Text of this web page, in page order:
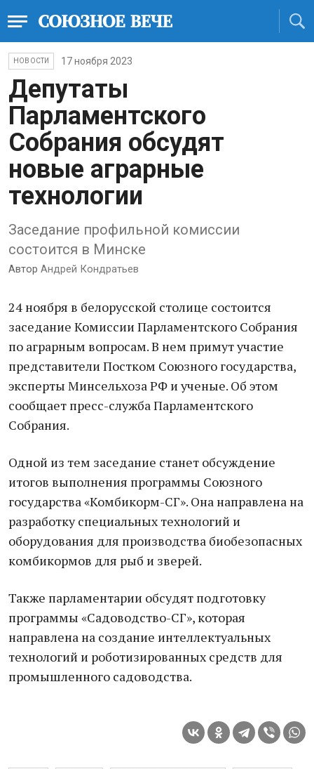
НОВОСТИ 17 ноября 2023
Депутаты
Парламентского
Собрания обсудят
новые аграрные
технологии
Заседание профильной комиссии
состоится в Минске
Автор Андрей Кондратьев
24 ноября в белорусской столице состоится
заседание Комиссии Парламентского Собрания
по аграрным вопросам. В нем примут участие
представители Постком Союзного государства,
эксперты Минсельхоза РФ и ученые. Об этом
сообщает пресс-служба Парламентского
Собрания.
Одной из тем заседание станет обсуждение
итогов выполнения программы Союзного
государства «Комбикорм-СГ». Она направлена на
разработку специальных технологий и
оборудования для производства биобезопасных
комбикормов для рыб и зверей.
Также парламентарии обсудят подготовку
программы «Садоводство-СГ», которая
направлена на создание интеллектуальных
технологий и роботизированных средств для
промышленного садоводства.